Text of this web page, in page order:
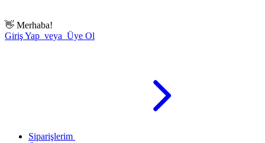
👋 Merhaba!
Giriş Yap veya Üye Ol
Siparişlerim